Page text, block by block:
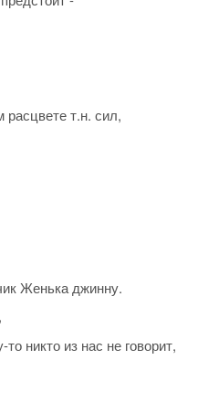
т.н. сил,
Женька джинну.
никто из нас не говорит,